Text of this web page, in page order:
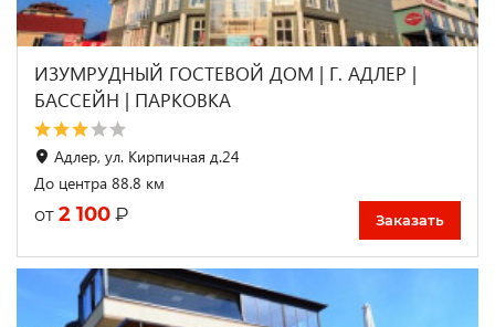
ИЗУМРУДНЫЙ ГОСТЕВОЙ ДОМ | Г. АДЛЕР |
БАССЕЙН | ПАРКОВКА
Адлер, ул. Кирпичная д.24
До центра 88.8 км
от 2 100 ₽ Заказать